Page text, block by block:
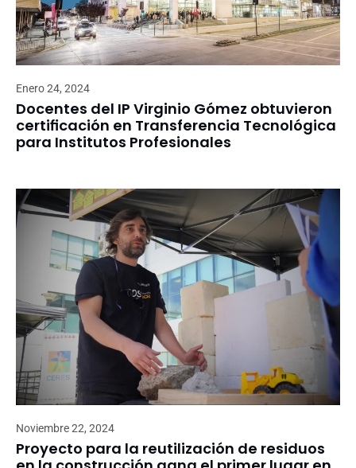
Enero 24, 2024
Docentes del IP Virginio Gómez obtuvieron
certificación en Transferencia Tecnológica
para Institutos Profesionales
Noviembre 22, 2024
Proyecto para la reutilización de residuos